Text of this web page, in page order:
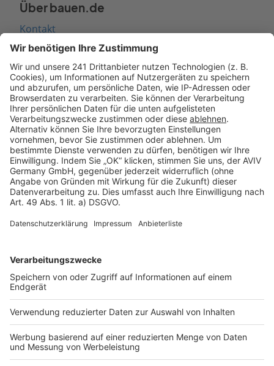
Über bauen.de
Kontakt
Seitenaufbau
Barrierefreiheit
Cookie Einstellungen
Rechtliches
AGB-Übersicht
Datenschutz
Impressum
Services
Bauprojekt-Quiz
Häuser-Suche
Hausanbieter-Suche
Bauprojekt-Profil